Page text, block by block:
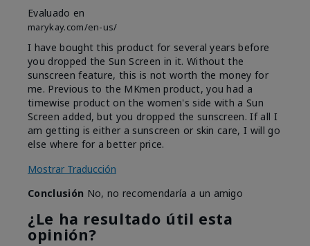
Evaluado en
marykay.com/en-us/
I have bought this product for several years before
you dropped the Sun Screen in it. Without the
sunscreen feature, this is not worth the money for
me. Previous to the MKmen product, you had a
timewise product on the women's side with a Sun
Screen added, but you dropped the sunscreen. If all I
am getting is either a sunscreen or skin care, I will go
else where for a better price.
Mostrar Traducción
Conclusión No, no recomendaría a un amigo
¿Le ha resultado útil esta
opinión?